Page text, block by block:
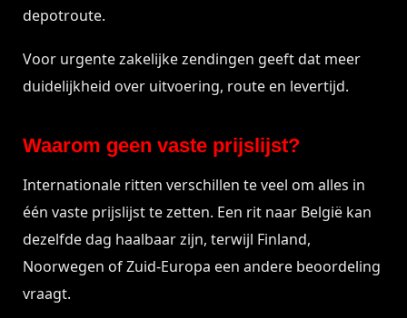
depotroute.
Voor urgente zakelijke zendingen geeft dat meer
duidelijkheid over uitvoering, route en levertijd.
Waarom geen vaste prijslijst?
Internationale ritten verschillen te veel om alles in
één vaste prijslijst te zetten. Een rit naar België kan
dezelfde dag haalbaar zijn, terwijl Finland,
Noorwegen of Zuid-Europa een andere beoordeling
vraagt.